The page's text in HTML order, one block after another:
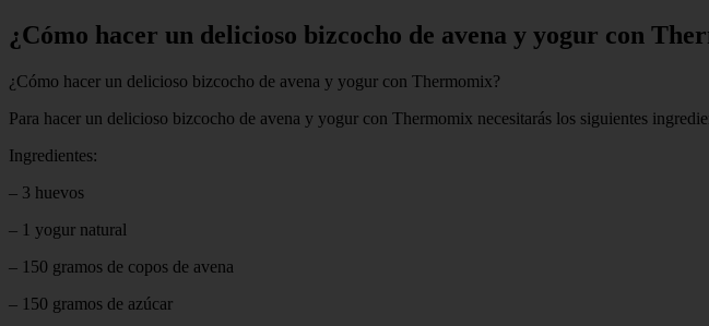
¿Cómo hacer un delicioso bizcocho de avena y yogur con
¿Cómo hacer un delicioso bizcocho de avena y yogur con Thermomix?
Para hacer un delicioso bizcocho de avena y yogur con Thermomix necesitarás los siguientes
Ingredientes:
– 3 huevos
– 1 yogur natural
– 150 gramos de copos de avena
– 150 gramos de azúcar